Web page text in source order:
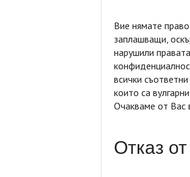
Вие нямате
заплашващи,
нарушили
всички
които са
Очакваме от Вас
Отказ